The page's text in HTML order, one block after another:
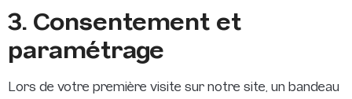
3. Consentement et
paramétrage
Lors de votre première visite sur notre site, un bandeau